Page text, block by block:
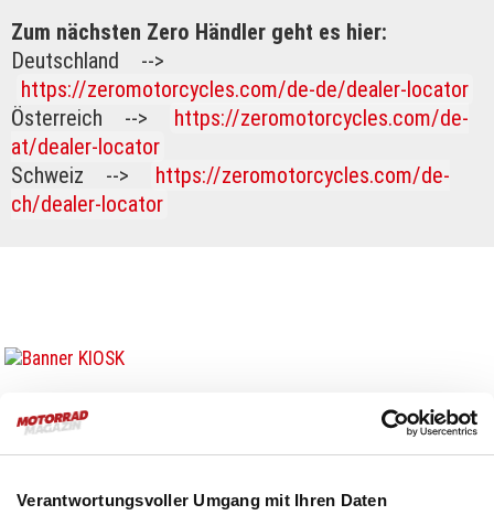
Verantwortungsvoller Umgang mit Ihren Daten
Zum nächsten Zero Händler geht es hier:
Deutschland -->
https://zeromotorcycles.com/de-de/dealer-locator
Österreich -->
https://zeromotorcycles.com/de-
at/dealer-locator
Schweiz -->
https://zeromotorcycles.com/de-
ch/dealer-locator
Mehr zum Thema:
Zero Motorcycles:
Test